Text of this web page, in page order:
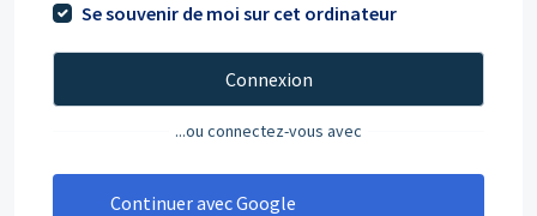
Se souvenir de moi sur cet ordinateur
Connexion
...ou connectez-vous avec
Continuer avec Google